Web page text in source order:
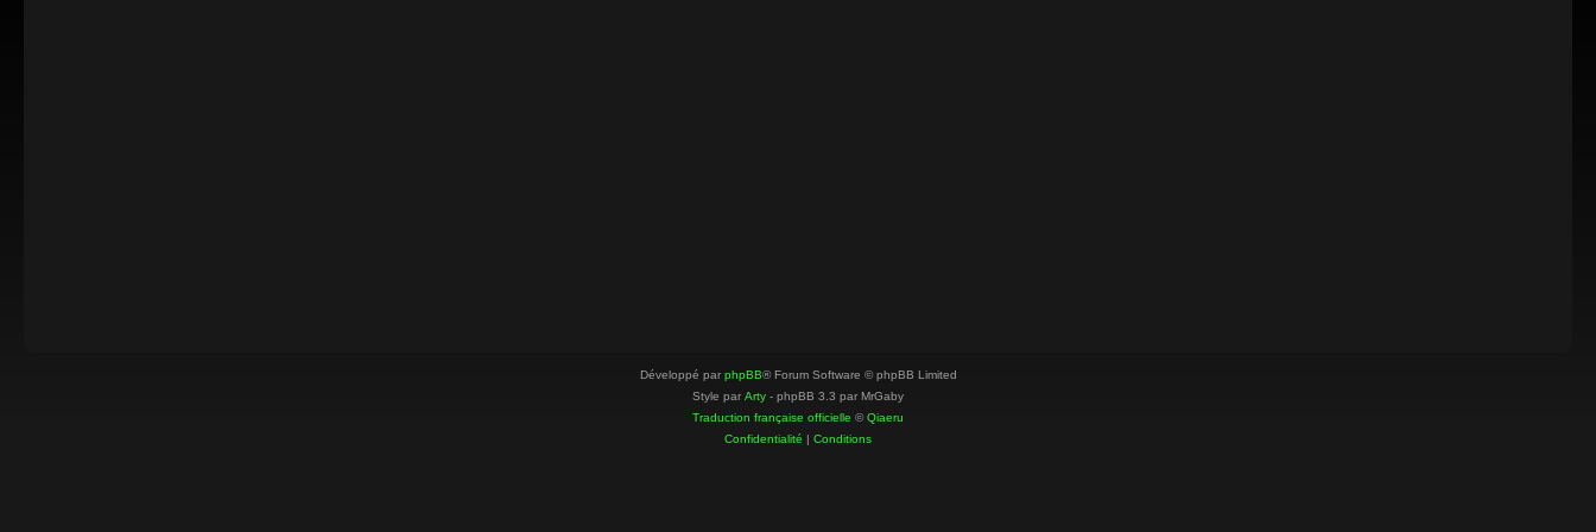
Développé par phpBB® Forum Software © phpBB Limited
Style par Arty - phpBB 3.3 par MrGaby
Traduction française officielle ©Qiaeru
Confidentialité | Conditions